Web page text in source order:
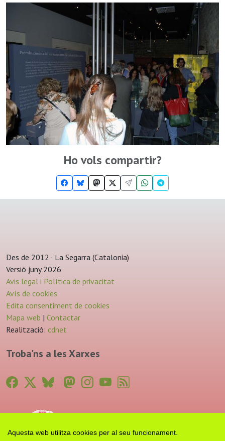
Aquesta web utilitza cookies per al seu funcionament.
Ho vols compartir?
Des de 2012 · La Segarra (Catalonia)
Versió juny 2026
Avis legal i Política de privacitat
Avís de cookies
Edita consentiment de cookies
Mapa web | Contactar
Realització: cdnet
Troba'ns a les Xarxes